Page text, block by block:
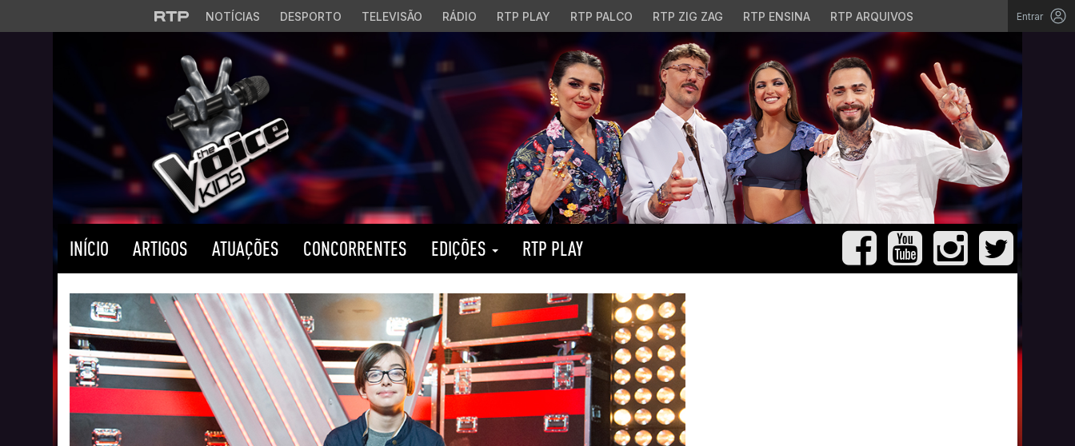
Saltar para o conteúdo principal
NOTÍCIAS DESPORTO TELEVISÃO RÁDIO RTP PLAY RTP PALCO RTP ZIG ZAG RTP ENSINA RTP ARQUIVOS Entrar
INÍCIO ARTIGOS ATUAÇÕES CONCORRENTES EDIÇÕES RTP PLAY